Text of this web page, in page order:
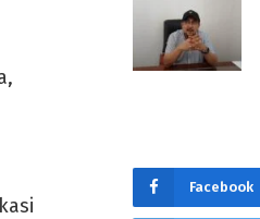
Facebook